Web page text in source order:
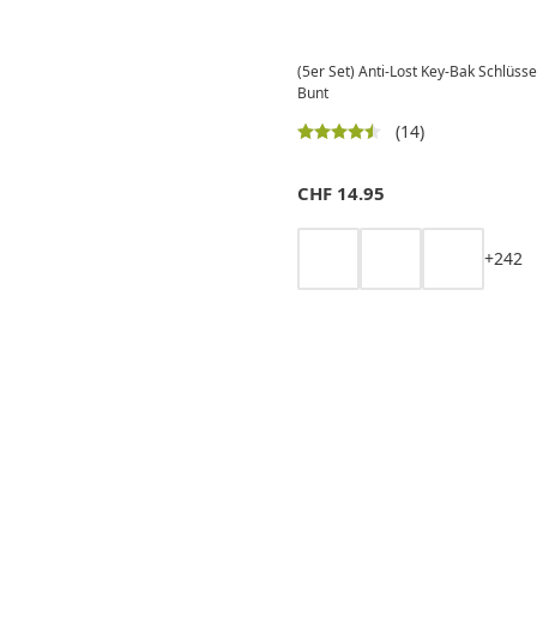
(5er Set) Anti-Lost Key-Bak
Bunt
(14)
CHF 14.95
+242